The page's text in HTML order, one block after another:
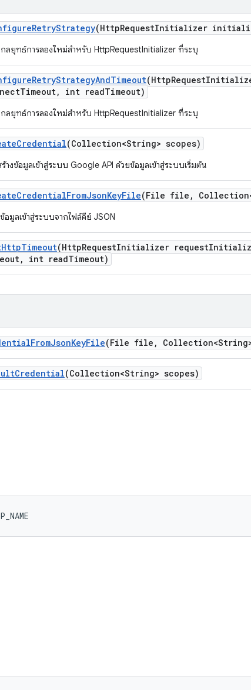
RetryStrategy(HttpRequestInitializer
กลยุทธ์การลองใหม่สำหรับ HttpRequestInitializer ที่ระบุ
RetryStrategyAndTimeout(HttpRequest
Timeout, int readTimeout)
กลยุทธ์การลองใหม่สำหรับ HttpRequestInitializer ที่ระบุ
Credential(Collection<String> scopes)
างข้อมูลเข้าสู่ระบบ Google API ด้วยข้อมูลเข้าสู่ระบบเริ่มต้น
CredentialFromJsonKeyFile(File file ,
อมูลเข้าสู่ระบบจากไฟล์คีย์ JSON
HttpTimeout(HttpRequestInitializer request
, int readTimeout)
FromJsonKeyFile(File file ,
Credential(Collection<String> scopes)